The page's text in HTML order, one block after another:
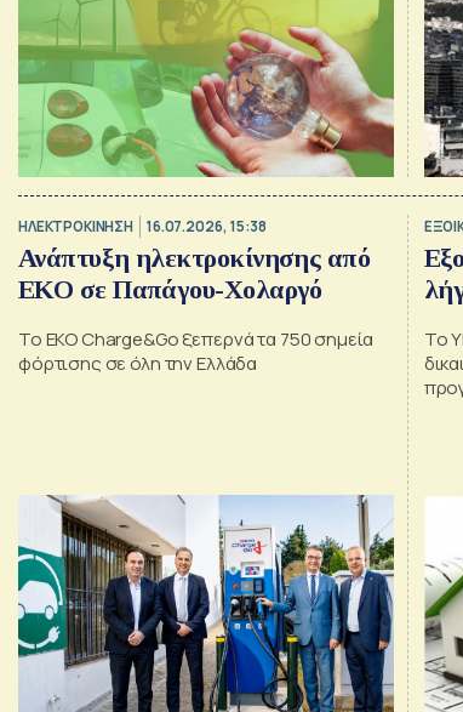
ΗΛΕΚΤΡΟΚΙΝΗΣΗ 16.07.2026, 15:38
Ανάπτυξη ηλεκτροκίνησης από
ΕΚΟ σε Παπάγου-Χολαργό
Το EKO Charge&Go ξεπερνά τα 750 σημεία
φόρτισης σε όλη την Ελλάδα
Το